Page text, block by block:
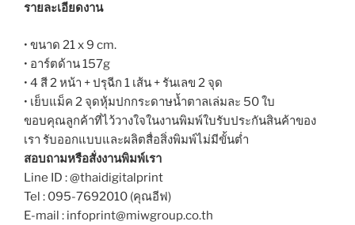
รายละเอียดงาน
• ขนาด 21 x 9 cm.
• อาร์ตด้าน 157g
• 4 สี 2 หน้า + ปรุฉีก 1 เส้น + รันเลข 2 จุด
• เย็บแม็ค 2 จุดหุ้มปกกระดาษน้ำตาลเล่มละ 50 ใบ
ขอบคุณลูกค้าที่ไว้วางใจในงานพิมพ์ใบรับประกันสินค้าของ
เรา รับออกแบบและผลิตสื่อสิ่งพิมพ์ไม่มีขั้นต่ำ
สอบถามหรือสั่งงานพิมพ์เรา
Line ID : @thaidigitalprint
Tel : 095-7692010 (คุณอีฟ)
E-mail : infoprint@miwgroup.co.th